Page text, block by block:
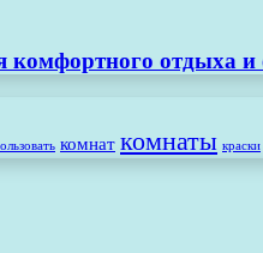
отдыха
комнат комнаты краски